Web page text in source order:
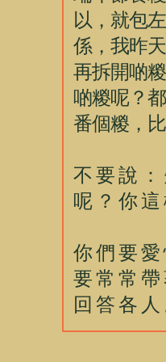
以，就包
係，我昨
再拆開啲
啲糉呢？
番個糉，
不 要 說 ：
呢 ？ 你 這
你 們 要 愛
要 常 常 帶
回 答 各